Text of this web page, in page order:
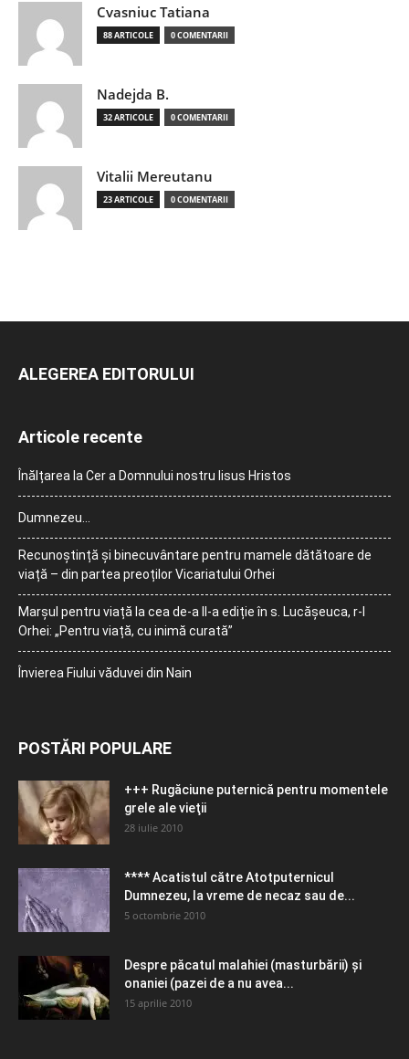
Cvasniuc Tatiana
88 ARTICOLE 0 COMENTARII
Nadejda B.
32 ARTICOLE 0 COMENTARII
Vitalii Mereutanu
23 ARTICOLE 0 COMENTARII
ALEGEREA EDITORULUI
Articole recente
Înălțarea la Cer a Domnului nostru Iisus Hristos
Dumnezeu…
Recunoștință și binecuvântare pentru mamele dătătoare de
viață – din partea preoților Vicariatului Orhei
Marșul pentru viață la cea de-a II-a ediție în s. Lucășeuca, r-l
Orhei: „Pentru viață, cu inimă curată”
Învierea Fiului văduvei din Nain
POSTĂRI POPULARE
+++ Rugăciune puternică pentru momentele
grele ale vieţii
28 iulie 2010
**** Acatistul către Atotputernicul
Dumnezeu, la vreme de necaz sau de...
5 octombrie 2010
Despre păcatul malahiei (masturbării) şi
onaniei (pazei de a nu avea...
15 aprilie 2010